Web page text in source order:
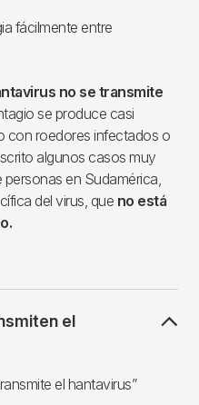
fácilmente entre
no se transmite
se produce casi
con roedores infectados o
algunos casos muy
en Sudamérica,
del virus, que no está
el
el hantavirus”